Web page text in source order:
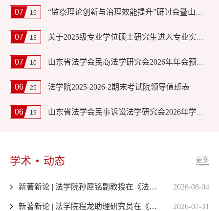
07 16 “监察理论创新与治理效能提升”研讨会暨山东省法学会监察法学研究会2026年学术年会预通知
07 13 关于2025级专业学位硕士研究生进入专业实践环节的通知
07 10 山东省法学会民商法学研究会2026年年会预通知
06 25 法学院2025-2026-2期末考试院领导值班表
06 19 山东省法学会民事诉讼法学研究会2026年学术年会会议议程
学术 动态 更多
2026-08-04
新著新论 | 法学院孙犀铭副教授在《法律科学》发表最新理论成果
2026-07-31
新著新论 | 法学院程龙助理研究员在《政治与法律》发表最新理论成果